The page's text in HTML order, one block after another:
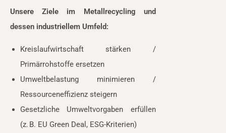
Unsere Ziele im Metallrecycling und
dessen industriellem Umfeld:
Kreislaufwirtschaft stärken /
Primärrohstoffe ersetzen
Umweltbelastung minimieren /
Ressourceneffizienz steigern
Gesetzliche Umweltvorgaben erfüllen
(z. B. EU Green Deal, ESG-Kriterien)